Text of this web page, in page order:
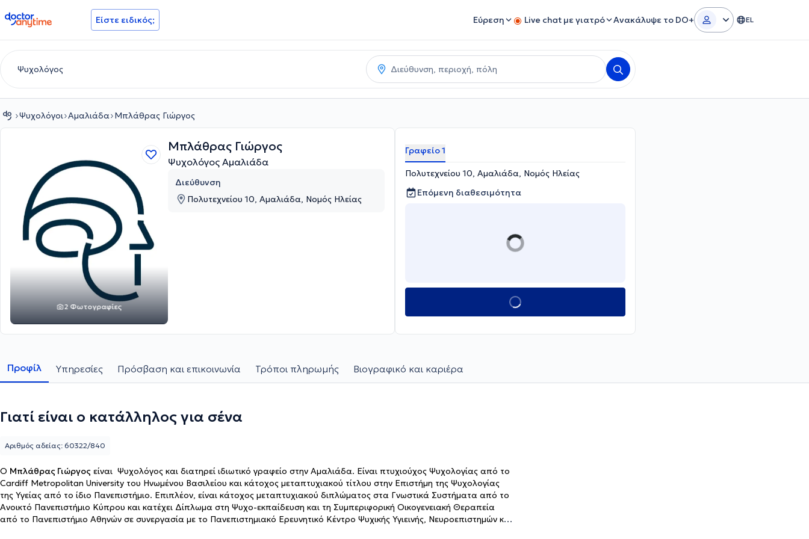
doctoranytime Είστε ειδικός; Εύρεση Live chat με γιατρό Ανακάλυψε το DO+ EL
Ψυχολόγοι Αμαλιάδα Μπλάθρας Γιώργος
2 Φωτογραφίες
Μπλάθρας Γιώργος
Ψυχολόγος Αμαλιάδα
Διεύθυνση
Πολυτεχνείου 10, Αμαλιάδα, Νομός Ηλείας
Γραφείο 1
Πολυτεχνείου 10, Αμαλιάδα, Νομός Ηλείας
Επόμενη διαθεσιμότητα
Προφίλ Υπηρεσίες Πρόσβαση και επικοινωνία Τρόποι πληρωμής Βιογραφικό και καριέρα
Γιατί είναι ο κατάλληλος για σένα
O Μπλάθρας Γιώργος είναι Ψυχολόγος και διατηρεί ιδιωτικό γραφείο στην Αμαλιάδα. Είναι πτυχιούχος Ψυχολογίας από το
Cardiff Metropolitan University του Ηνωμένου Βασιλείου και κάτοχος μεταπτυχιακού τίτλου στην Επιστήμη της Ψυχολογίας
της Υγείας από το ίδιο Πανεπιστήμιο. Επιπλέον, είναι κάτοχος μεταπτυχιακού διπλώματος στα Γνωστικά Συστήματα από το
Ανοικτό Πανεπιστήμιο Κύπρου και κατέχει Δίπλωμα στη Ψυχο-εκπαίδευση και τη Συμπεριφορική Οικογενειακή Θεραπεία
από το Πανεπιστήμιο Αθηνών σε συνεργασία με το Πανεπιστημιακό Ερευνητικό Κέντρο Ψυχικής Υγιεινής, Νευροεπιστημών και
Αριθμός αδείας: 60322/840